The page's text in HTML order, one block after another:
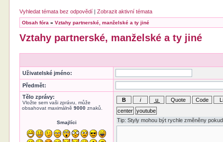
Vyhledat témata bez odpovědí |Zobrazit aktivní témata
Obsah fóra »Vztahy partnerské, manželské a ty jiné
Vztahy partnerské, manželské a ty jiné
Uživatelské jméno:
Předmět:
Tělo zprávy:
Vložte sem vaši zprávu, může
obsahovat maximálně9000 znaků.
Smajlíci